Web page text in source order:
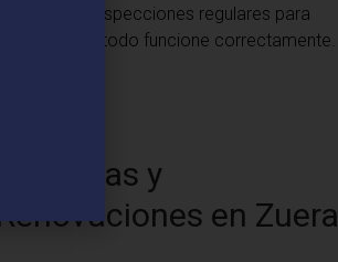
Realizamos inspecciones regulares para
asegurar que todo funcione correctamente.
Reformas y
en Zuera